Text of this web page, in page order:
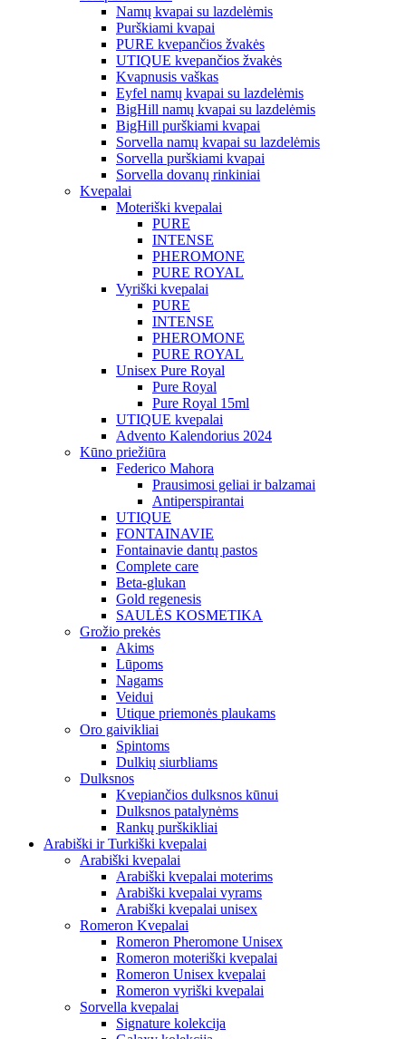
Namų kvapai su lazdelėmis
Purškiami kvapai
PURE kvepančios žvakės
UTIQUE kvepančios žvakės
Kvapnusis vaškas
Eyfel namų kvapai su lazdelėmis
BigHill namų kvapai su lazdelėmis
BigHill purškiami kvapai
Sorvella namų kvapai su lazdelėmis
Sorvella purškiami kvapai
Sorvella dovanų rinkiniai
Kvepalai
Moteriški kvepalai
PURE
INTENSE
PHEROMONE
PURE ROYAL
Vyriški kvepalai
PURE
INTENSE
PHEROMONE
PURE ROYAL
Unisex Pure Royal
Pure Royal
Pure Royal 15ml
UTIQUE kvepalai
Advento Kalendorius 2024
Kūno priežiūra
Federico Mahora
Prausimosi geliai ir balzamai
Antiperspirantai
UTIQUE
FONTAINAVIE
Fontainavie dantų pastos
Complete care
Beta-glukan
Gold regenesis
SAULĖS KOSMETIKA
Grožio prekės
Akims
Lūpoms
Nagams
Veidui
Utique priemonės plaukams
Oro gaivikliai
Spintoms
Dulkių siurbliams
Dulksnos
Kvepiančios dulksnos kūnui
Dulksnos patalynėms
Rankų purškikliai
Arabiški ir Turkiški kvepalai
Arabiški kvepalai
Arabiški kvepalai moterims
Arabiški kvepalai vyrams
Arabiški kvepalai unisex
Romeron Kvepalai
Romeron Pheromone Unisex
Romeron moteriški kvepalai
Romeron Unisex kvepalai
Romeron vyriški kvepalai
Sorvella kvepalai
Signature kolekcija